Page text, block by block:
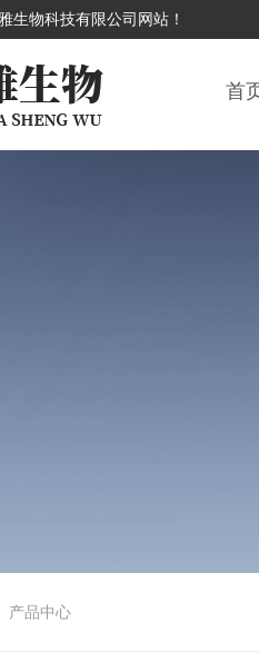
生物科技有限公司网站！
首
产品中心